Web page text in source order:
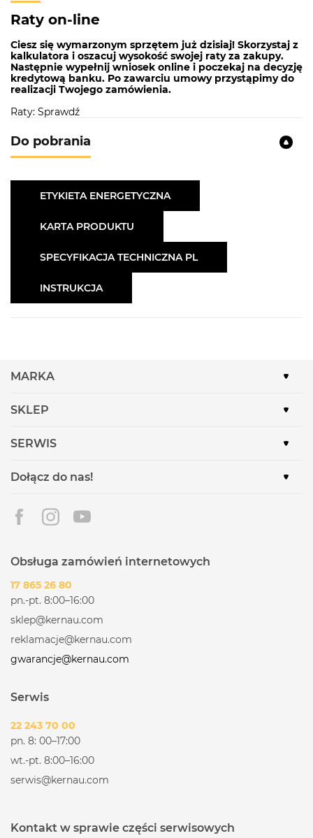
Raty on-line
Ciesz się wymarzonym sprzętem już dzisiaj! Skorzystaj z
kalkulatora i oszacuj wysokość swojej raty za zakupy.
Następnie wypełnij wniosek online i poczekaj na decyzję
kredytową banku. Po zawarciu umowy przystąpimy do
realizacji Twojego zamówienia.
Raty: Sprawdź
Do pobrania
ETYKIETA ENERGETYCZNA
KARTA PRODUKTU
SPECYFIKACJA TECHNICZNA PL
INSTRUKCJA
MARKA
SKLEP
SERWIS
Dołącz do nas!
Obsługa zamówień internetowych
17 865 26 80
pn.-pt. 8:00–16:00
sklep@kernau.com
reklamacje@kernau.com
gwarancje@kernau.com
Serwis
22 243 70 00
pn. 8: 00–17:00
wt.-pt. 8:00–16:00
serwis@kernau.com
Kontakt w sprawie części serwisowych